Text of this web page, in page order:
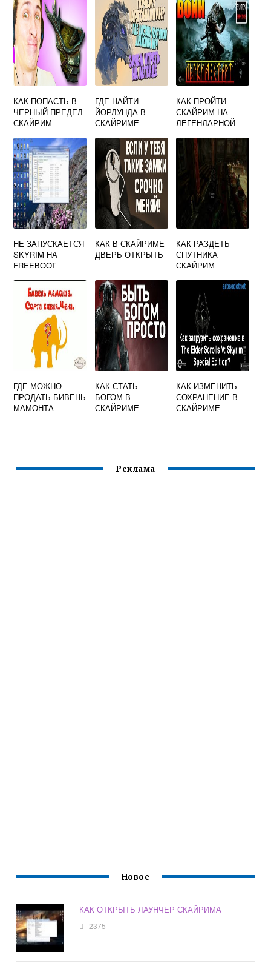
КАК ПОПАСТЬ В
ЧЕРНЫЙ ПРЕДЕЛ
СКАЙРИМ
ГДЕ НАЙТИ
ЙОРЛУНДА В
СКАЙРИМЕ
КАК ПРОЙТИ
СКАЙРИМ НА
ЛЕГЕНДАРНОЙ
НЕ ЗАПУСКАЕТСЯ
SKYRIM НА
FREEBOOT
КАК В СКАЙРИМЕ
ДВЕРЬ ОТКРЫТЬ
КАК РАЗДЕТЬ
СПУТНИКА
СКАЙРИМ
ГДЕ МОЖНО
ПРОДАТЬ БИВЕНЬ
МАМОНТА
КАК СТАТЬ
БОГОМ В
СКАЙРИМЕ
КАК ИЗМЕНИТЬ
СОХРАНЕНИЕ В
СКАЙРИМЕ
Реклама
Новое
КАК ОТКРЫТЬ ЛАУНЧЕР СКАЙРИМА
2375